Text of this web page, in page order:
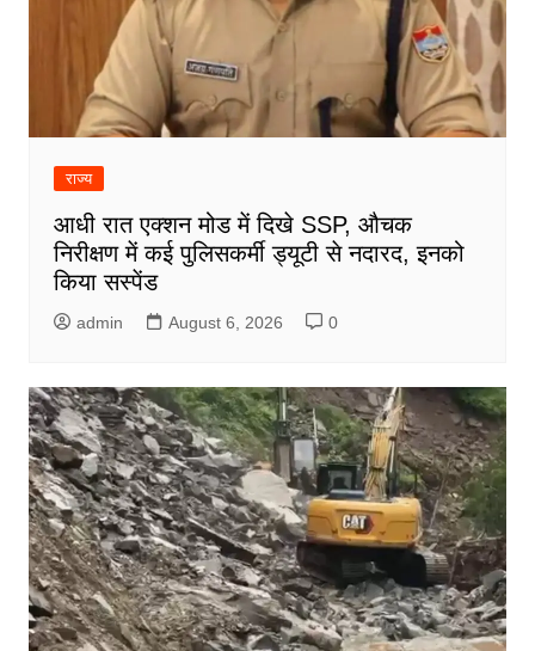
राज्य
आधी रात एक्शन मोड में दिखे SSP, औचक
निरीक्षण में कई पुलिसकर्मी ड्यूटी से नदारद, इनको
किया सस्पेंड
admin August 6, 2026 0